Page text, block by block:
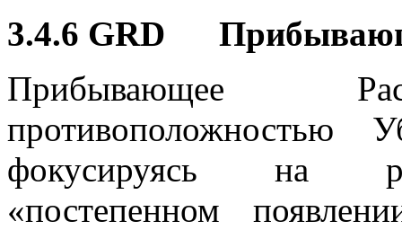
3.4.6 GRD
Прибывающее
противоположностью
фокусируясь на
«постепенном